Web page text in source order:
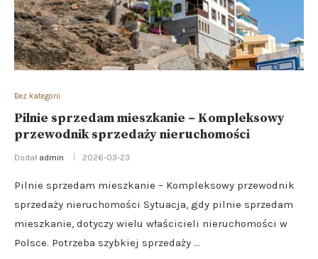
Bez kategorii
Pilnie sprzedam mieszkanie – Kompleksowy
przewodnik sprzedaży nieruchomości
Dodał admin 2026-03-23
Pilnie sprzedam mieszkanie – Kompleksowy przewodnik
sprzedaży nieruchomości Sytuacja, gdy pilnie sprzedam
mieszkanie, dotyczy wielu właścicieli nieruchomości w
Polsce. Potrzeba szybkiej sprzedaży …